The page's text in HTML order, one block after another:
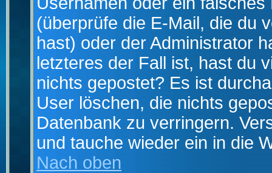
(überprüfe die E-Mail, die du
hast) oder der Administrator
letzteres der Fall ist, hast du
nichts gepostet? Es ist
User löschen, die nichts
Datenbank zu verringern.
und tauche wieder ein in die
Nach oben